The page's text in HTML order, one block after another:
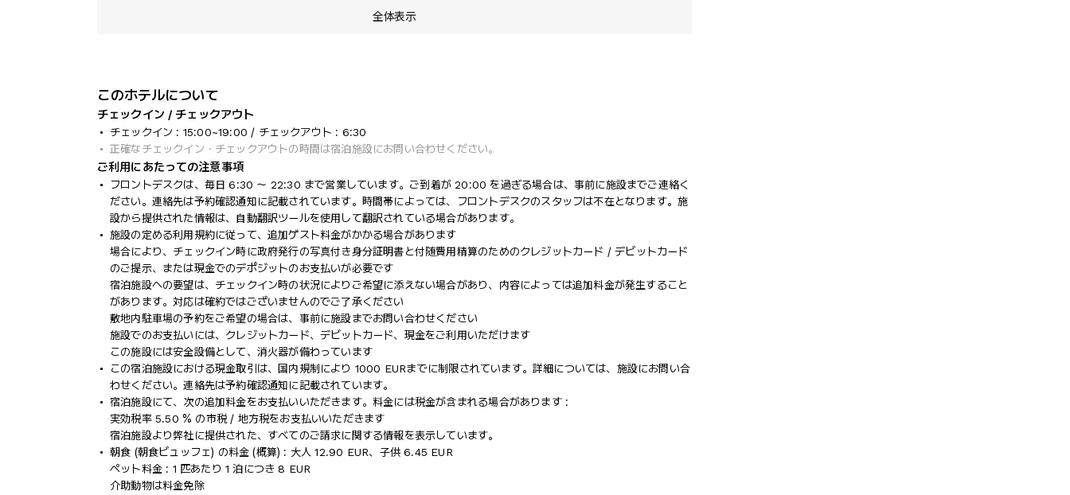
全体表示
このホテルについて
チェックイン / チェックアウト
チェックイン : 15:00~19:00 / チェックアウト : 6:30
正確なチェックイン・チェックアウトの時間は宿泊施設にお問い合わせください。
ご利用にあたっての注意事項
フロントデスクは、毎日 6:30 ～ 22:30 まで営業しています。ご到着が 20:00 を過ぎる場合は、事前に施設までご連絡く
ださい。連絡先は予約確認通知に記載されています。時間帯によっては、フロントデスクのスタッフは不在となります。施
設から提供された情報は、自動翻訳ツールを使用して翻訳されている場合があります。
施設の定める利用規約に従って、追加ゲスト料金がかかる場合があります
場合により、チェックイン時に政府発行の写真付き身分証明書と付随費用精算のためのクレジットカード / デビットカード
のご提示、または現金でのデポジットのお支払いが必要です
宿泊施設への要望は、チェックイン時の状況によりご希望に添えない場合があり、内容によっては追加料金が発生すること
があります。対応は確約ではございませんのでご了承ください
敷地内駐車場の予約をご希望の場合は、事前に施設までお問い合わせください
施設でのお支払いには、クレジットカード、デビットカード、現金をご利用いただけます
この施設には安全設備として、消火器が備わっています
この宿泊施設における現金取引は、国内規制により 1000 EURまでに制限されています。詳細については、施設にお問い合
わせください。連絡先は予約確認通知に記載されています。
宿泊施設にて、次の追加料金をお支払いいただきます。料金には税金が含まれる場合があります :
実効税率 5.50 % の市税 / 地方税をお支払いいただきます
宿泊施設より弊社に提供された、すべてのご請求に関する情報を表示しています。
朝食 (朝食ビュッフェ) の料金 (概算) : 大人 12.90 EUR、子供 6.45 EUR
ペット料金 : 1 匹あたり 1 泊につき 8 EUR
介助動物は料金免除